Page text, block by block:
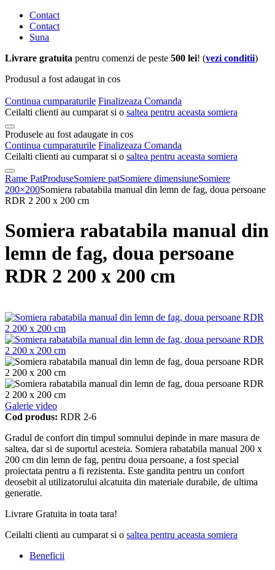
Contact
Contact
Suna
Livrare gratuita pentru comenzi de peste 500 lei! (vezi conditii)
Produsul a fost adaugat in cos
Continua cumparaturile Finalizeaza Comanda
Ceilalti clienti au cumparat si o saltea pentru aceasta somiera
Produsele au fost adaugate in cos
Continua cumparaturile Finalizeaza Comanda
Ceilalti clienti au cumparat si o saltea pentru aceasta somiera
Rame PatProduseSomiere patSomiere dimensiuneSomiere
200×200Somiera rabatabila manual din lemn de fag, doua persoane
RDR 2 200 x 200 cm
Somiera rabatabila manual din
lemn de fag, doua persoane
RDR 2 200 x 200 cm
Galerie video
Cod produs: RDR 2-6
Gradul de confort din timpul somnului depinde in mare masura de
saltea, dar si de suportul acesteia. Somiera rabatabila manual 200 x
200 cm din lemn de fag, pentru doua persoane, a fost special
proiectata pentru a fi rezistenta. Este gandita pentru un confort
deosebit al utilizatorului alcatuita din materiale durabile, de ultima
generatie.
Livrare Gratuita in toata tara!
Ceilalti clienti au cumparat si o saltea pentru aceasta somiera
Beneficii